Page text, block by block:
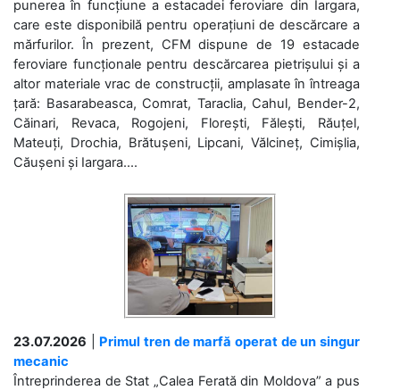
punerea în funcțiune a estacadei feroviare din Iargara,
care este disponibilă pentru operațiuni de descărcare a
mărfurilor. În prezent, CFM dispune de 19 estacade
feroviare funcționale pentru descărcarea pietrișului și a
altor materiale vrac de construcții, amplasate în întreaga
țară: Basarabeasca, Comrat, Taraclia, Cahul, Bender-2,
Căinari, Revaca, Rogojeni, Florești, Fălești, Răuțel,
Mateuți, Drochia, Brătușeni, Lipcani, Vălcineț, Cimișlia,
Căușeni și Iargara....
23.07.2026
Primul tren de marfă operat de un singur
mecanic
Întreprinderea de Stat „Calea Ferată din Moldova” a pus